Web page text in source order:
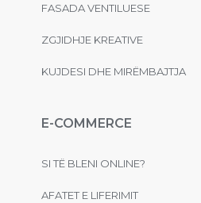
FASADA VENTILUESE
ZGJIDHJE KREATIVE
KUJDESI DHE MIRËMBAJTJA
E-COMMERCE
SI TË BLENI ONLINE?
AFATET E LIFERIMIT